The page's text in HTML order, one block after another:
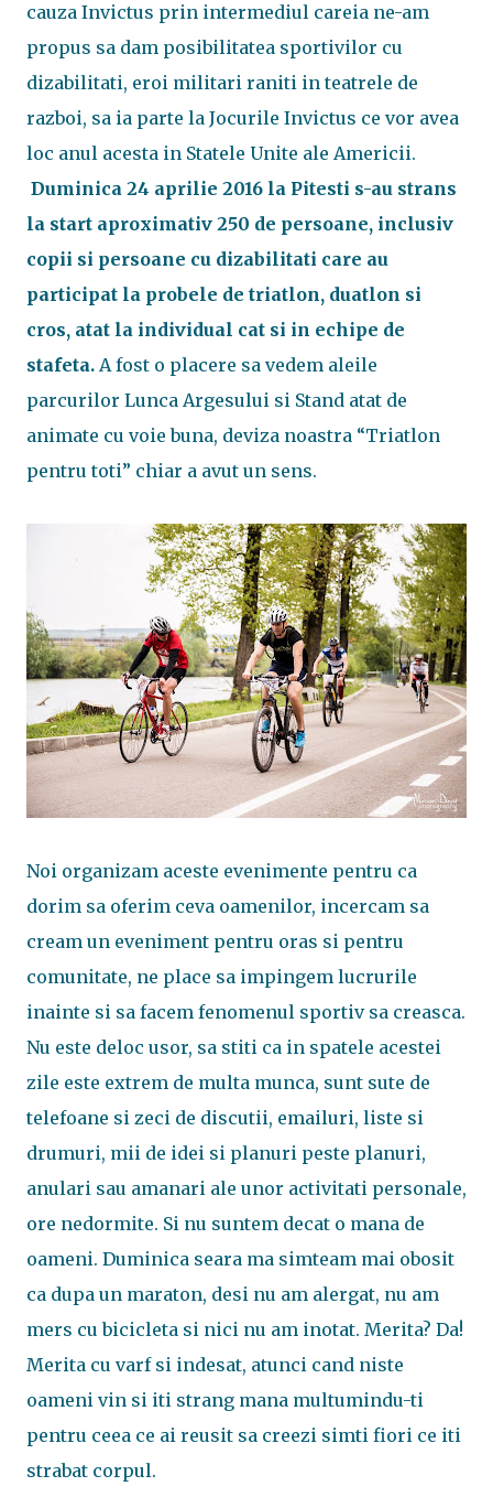
cauza Invictus prin intermediul careia ne-am
propus sa dam posibilitatea sportivilor cu
dizabilitati, eroi militari raniti in teatrele de
razboi, sa ia parte la Jocurile Invictus ce vor avea
loc anul acesta in Statele Unite ale Americii.
Duminica 24 aprilie 2016 la Pitesti s-au strans
la start aproximativ 250 de persoane, inclusiv
copii si persoane cu dizabilitati care au
participat la probele de triatlon, duatlon si
cros, atat la individual cat si in echipe de
stafeta. A fost o placere sa vedem aleile
parcurilor Lunca Argesului si Stand atat de
animate cu voie buna, deviza noastra “Triatlon
pentru toti” chiar a avut un sens.
Noi organizam aceste evenimente pentru ca
dorim sa oferim ceva oamenilor, incercam sa
cream un eveniment pentru oras si pentru
comunitate, ne place sa impingem lucrurile
inainte si sa facem fenomenul sportiv sa creasca.
Nu este deloc usor, sa stiti ca in spatele acestei
zile este extrem de multa munca, sunt sute de
telefoane si zeci de discutii, emailuri, liste si
drumuri, mii de idei si planuri peste planuri,
anulari sau amanari ale unor activitati personale,
ore nedormite. Si nu suntem decat o mana de
oameni. Duminica seara ma simteam mai obosit
ca dupa un maraton, desi nu am alergat, nu am
mers cu bicicleta si nici nu am inotat. Merita? Da!
Merita cu varf si indesat, atunci cand niste
oameni vin si iti strang mana multumindu-ti
pentru ceea ce ai reusit sa creezi simti fiori ce iti
strabat corpul.